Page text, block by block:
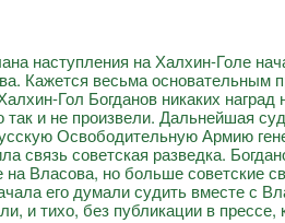
наступления на Халхин-Голе
Кажется весьма основательным
Гол Богданов никаких наград
и не произвели. Дальнейшая
Освободительную Армию
связь советская разведка.
на Власова, но больше советские
его думали судить вместе с
и тихо, без публикации в прессе,